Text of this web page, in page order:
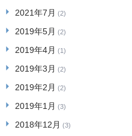
2021年7月 (2)
2019年5月 (2)
2019年4月 (1)
2019年3月 (2)
2019年2月 (2)
2019年1月 (3)
2018年12月 (3)